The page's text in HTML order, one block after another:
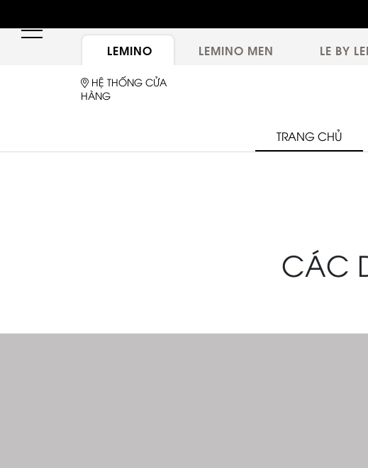
LEMINO LEMINO MEN LE BY
HỆ THỐNG CỬA
HÀNG
TRANG CHỦ
CÁC